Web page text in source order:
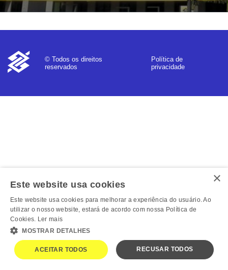
© Todos os direitos
reservados
Política de
privacidade
×
Este website usa cookies
Este website usa cookies para melhorar a experiência do usuário. Ao
utilizar o nosso website, estará de acordo com nossa Política de
Cookies. Ler mais
MOSTRAR DETALHES
ACEITAR TODOS RECUSAR TODOS